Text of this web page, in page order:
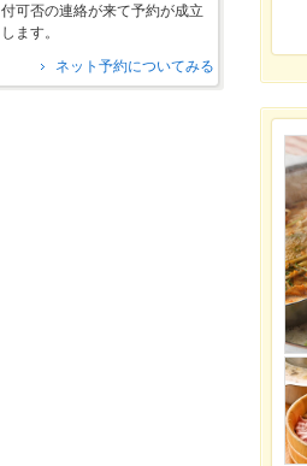
付可否の連絡が来て予約が成立
します。
ネット予約についてみる